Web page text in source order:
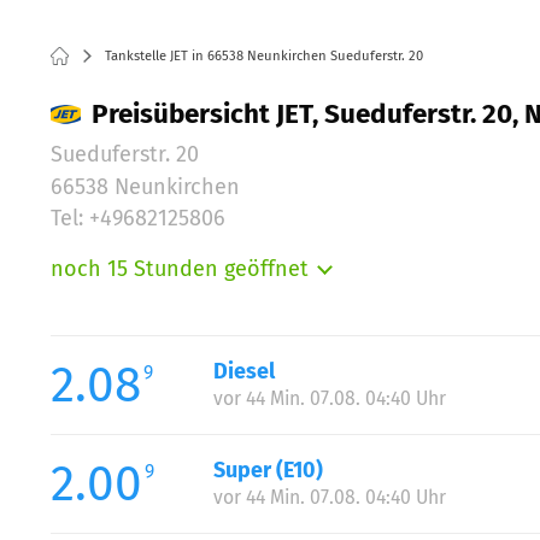
Tankstelle JET in 66538 Neunkirchen Sueduferstr. 20
Preisübersicht JET, Sueduferstr. 20,
Sueduferstr. 20
66538 Neunkirchen
Tel: +49682125806
noch 15 Stunden geöffnet
Mittwoch:
Donnerstag:
Samstag:
Sonntag:
2.089 Diesel
vor 44 Min. 07.08. 04:40 Uhr
2.00 9 Super (E10)
vor 44 Min. 07.08. 04:40 Uhr